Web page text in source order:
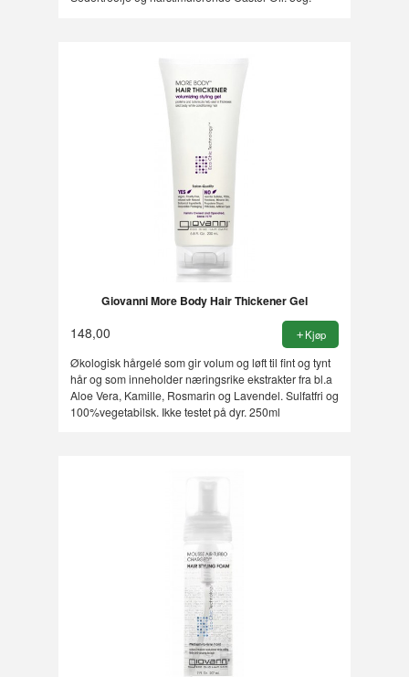
Giovanni More Body Hair Thickener Gel
148,00 Kjøp
Økologisk hårgelé som gir volum og løft til fint og tynt
hår og som inneholder næringsrike ekstrakter fra bl.a
Aloe Vera, Kamille, Rosmarin og Lavendel. Sulfatfri og
100%vegetabilsk. Ikke testet på dyr. 250ml